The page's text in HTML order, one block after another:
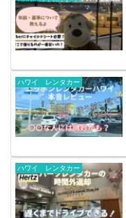
ハワイ レンタカー
ハワイ レンタカー